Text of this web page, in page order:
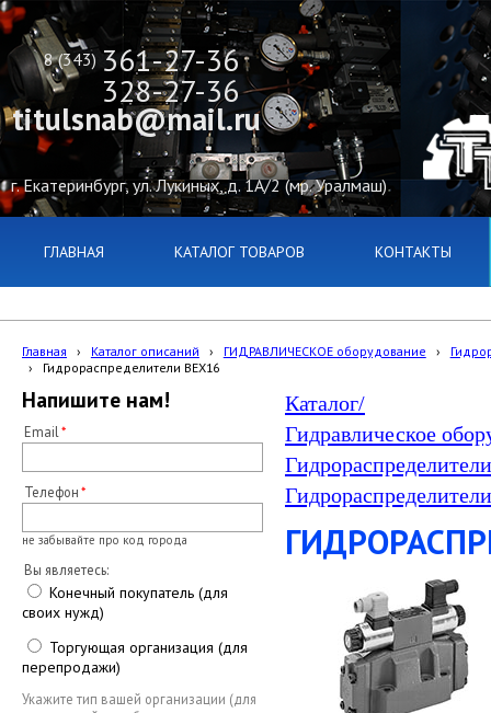
8 (343) 361-27-36
г. Екатеринбург, ул. Лукиных, д. 1А/2 (мр. Уралмаш)
328-27-36
titulsnab@mail.ru
ГЛАВНАЯ КАТАЛОГ ТОВАРОВ КОНТАКТЫ
Главная › Каталог описаний › ГИДРАВЛИЧЕСКОЕ оборудование ›
›
Гидрораспределители ВЕХ16
Напишите нам!
Email
Телефон
не забывайте про код города
Вы являетесь:
Конечный покупатель (для
своих нужд)
Торгующая организация (для
перепродажи)
Укажите тип вашей организации (для
Каталог/
Гидравлическое